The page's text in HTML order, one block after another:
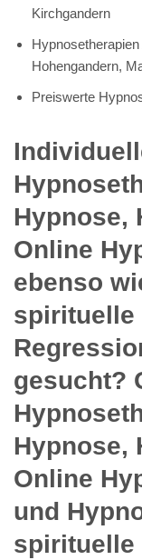
Kirchgandern
Hohengandern,
Preiswerte
Hypnose,
Online
ebenso
spirituelle
gesucht?
Hypnose,
Online
und
spirituelle